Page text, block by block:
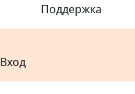
Поддержка
Вход